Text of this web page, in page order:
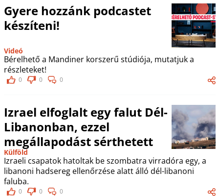
Gyere hozzánk podcastet
készíteni!
Videó
Bérelhető a Mandiner korszerű stúdiója, mutatjuk a
részleteket!
0 0 0
Izrael elfoglalt egy falut Dél-
Libanonban, ezzel
megállapodást sérthetett
Külföld
Izraeli csapatok hatoltak be szombatra virradóra egy, a
libanoni hadsereg ellenőrzése alatt álló dél-libanoni
faluba.
0 0 0